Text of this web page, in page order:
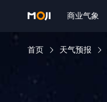
商业气象
首页 天气预报